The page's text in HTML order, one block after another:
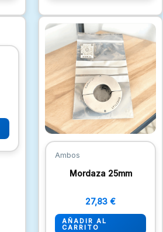
Ambos
Mordaza 25mm
27,83 €
AÑADIR AL
CARRITO